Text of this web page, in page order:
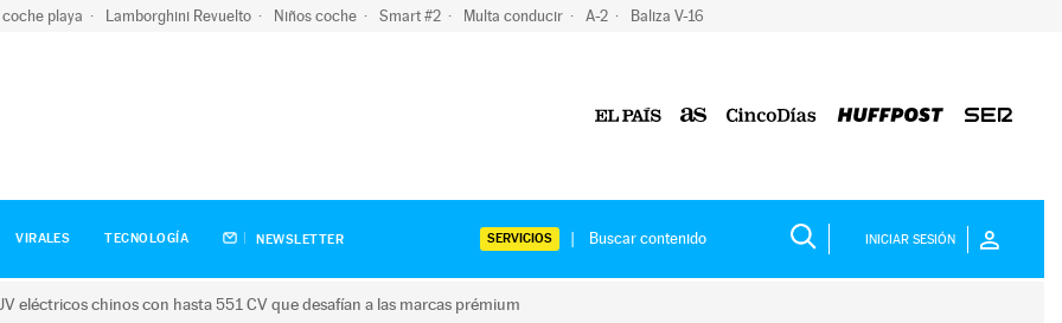
coche playa Lamborghini Revuelto Niños coche Smart #2 Multa conducir A-2 Baliza V-16
VIRALES TECNOLOGÍA NEWSLETTER SERVICIOS INICIAR SESIÓN
eléctricos chinos con hasta 551 CV que desafían a las marcas prémium